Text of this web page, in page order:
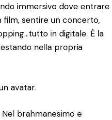
immersivo dove entrare
film, sentire un concerto,
in digitale. È la
nella propria
avatar.
brahmanesimo e